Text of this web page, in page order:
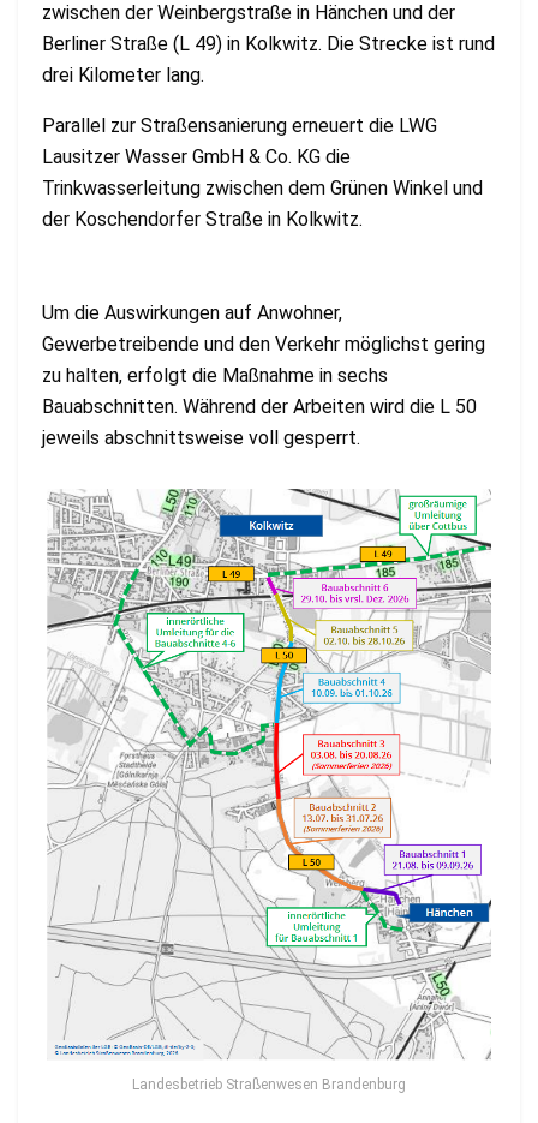
zwischen der Weinbergstraße in Hänchen und der
Berliner Straße (L 49) in Kolkwitz. Die Strecke ist rund
drei Kilometer lang.
Parallel zur Straßensanierung erneuert die LWG
Lausitzer Wasser GmbH & Co. KG die
Trinkwasserleitung zwischen dem Grünen Winkel und
der Koschendorfer Straße in Kolkwitz.
Um die Auswirkungen auf Anwohner,
Gewerbetreibende und den Verkehr möglichst gering
zu halten, erfolgt die Maßnahme in sechs
Bauabschnitten. Während der Arbeiten wird die L 50
jeweils abschnittsweise voll gesperrt.
Landesbetrieb Straßenwesen Brandenburg